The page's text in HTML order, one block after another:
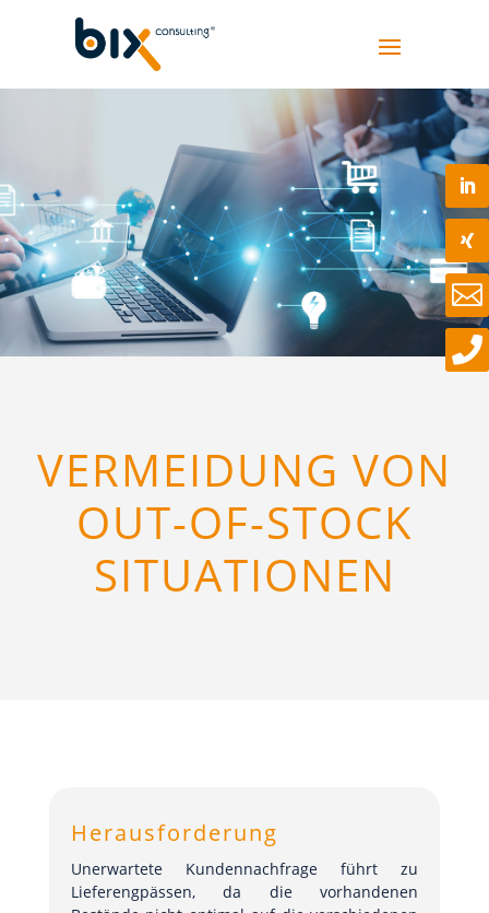
VERMEIDUNG VON
OUT-OF-STOCK
SITUATIONEN
Herausforderung
Unerwartete Kundennachfrage führt zu
Lieferengpässen, da die vorhandenen

